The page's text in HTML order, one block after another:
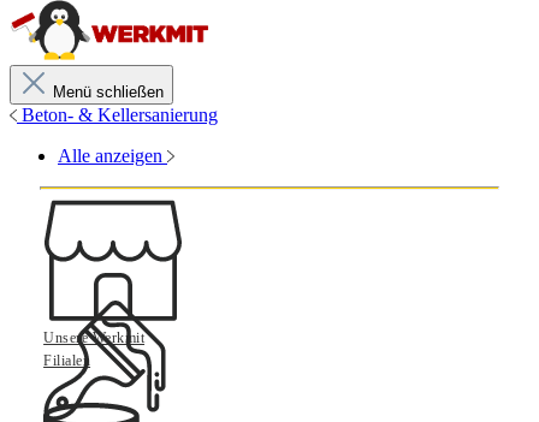
Menü schließen
Beton- & Kellersanierung
Alle anzeigen
Unsere Werkmit
Filialen